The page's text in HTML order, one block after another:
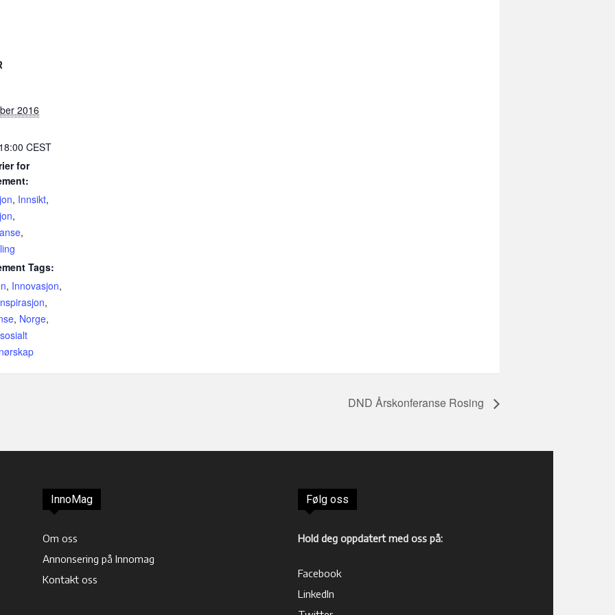
2016
CEST
for
, Innsikt,
,
,
Tags:
, Innovasjon,
,
, Norge,
sosialt
DND Årskonferanse Rosing
InnoMag
Om oss
Annonsering på Innomag
Kontakt oss
Følg oss
Hold deg oppdatert med oss på:
Facebook
LinkedIn